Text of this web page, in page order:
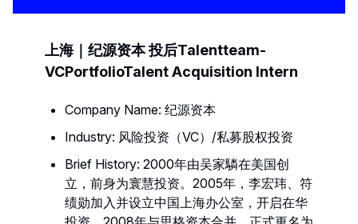
上海｜纪源资本 投后Talentteam-
VCPortfolioTalent Acquisition Intern
Company Name: 纪源资本
Industry: 风险投资（VC）/私募股权投资
Brief History: 2000年由吴家驎在美国创
立，前身为寰慧投资。2005年，李宏玮、符
绩勋加入并设立中国上海办公室，开启在华